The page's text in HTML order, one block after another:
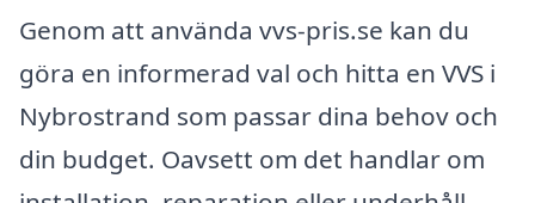
Genom att använda vvs-pris.se kan du
göra en informerad val och hitta en VVS i
Nybrostrand som passar dina behov och
din budget. Oavsett om det handlar om